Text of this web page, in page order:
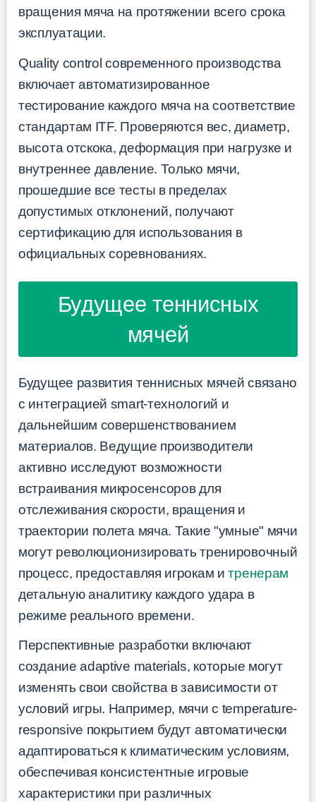
вращения мяча на протяжении всего срока
эксплуатации.
Quality control современного производства
включает автоматизированное
тестирование каждого мяча на соответствие
стандартам ITF. Проверяются вес, диаметр,
высота отскока, деформация при нагрузке и
внутреннее давление. Только мячи,
прошедшие все тесты в пределах
допустимых отклонений, получают
сертификацию для использования в
официальных соревнованиях.
Будущее теннисных
мячей
Будущее развития теннисных мячей связано
с интеграцией smart-технологий и
дальнейшим совершенствованием
материалов. Ведущие производители
активно исследуют возможности
встраивания микросенсоров для
отслеживания скорости, вращения и
траектории полета мяча. Такие "умные" мячи
могут революционизировать тренировочный
процесс, предоставляя игрокам итренерам
детальную аналитику каждого удара в
режиме реального времени.
Перспективные разработки включают
создание adaptive materials, которые могут
изменять свои свойства в зависимости от
условий игры. Например, мячи с temperature-
responsive покрытием будут автоматически
адаптироваться к климатическим условиям,
обеспечивая консистентные игровые
характеристики при различных